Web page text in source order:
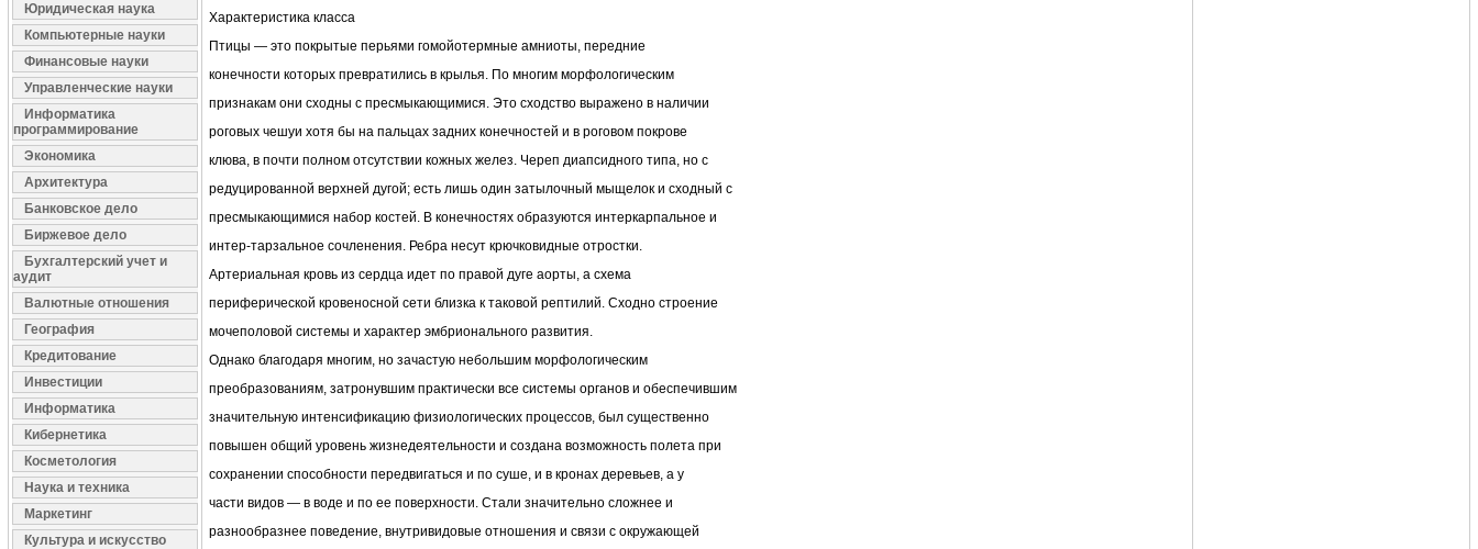
Юридическая наука
Компьютерные науки
Финансовые науки
Управленческие науки
Информатика
программирование
Экономика
Архитектура
Банковское дело
Биржевое дело
Бухгалтерский учет и
аудит
Валютные отношения
География
Кредитование
Инвестиции
Информатика
Кибернетика
Косметология
Наука и техника
Маркетинг
Культура и искусство
Характеристика класса
Птицы — это покрытые перьями гомойотермные амниоты, передние
конечности которых превратились в крылья. По многим морфологическим
признакам они сходны с пресмыкающимися. Это сходство выражено в наличии
роговых чешуи хотя бы на пальцах задних конечностей и в роговом покрове
клюва, в почти полном отсутствии кожных желез. Череп диапсидного типа, но с
редуцированной верхней дугой; есть лишь один затылочный мыщелок и сходный с
пресмыкающимися набор костей. В конечностях образуются интеркарпальное и
интер-тарзальное сочленения. Ребра несут крючковидные отростки.
Артериальная кровь из сердца идет по правой дуге аорты, а схема
периферической кровеносной сети близка к таковой рептилий. Сходно строение
мочеполовой системы и характер эмбрионального развития.
Однако благодаря многим, но зачастую небольшим морфологическим
преобразованиям, затронувшим практически все системы органов и обеспечившим
значительную интенсификацию физиологических процессов, был существенно
повышен общий уровень жизнедеятельности и создана возможность полета при
сохранении способности передвигаться и по суше, и в кронах деревьев, а у
части видов — в воде и по ее поверхности. Стали значительно сложнее и
разнообразнее поведение, внутривидовые отношения и связи с окружающей